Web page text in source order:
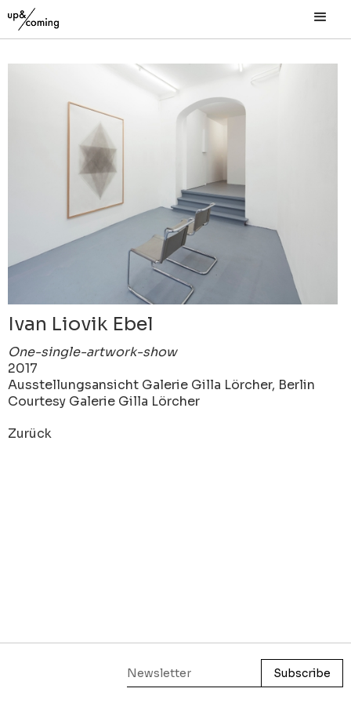
Ivan Liovik Ebel
One-single-artwork-show
2017
Ausstellungsansicht Galerie Gilla Lörcher, Berlin
Courtesy Galerie Gilla Lörcher
Zurück